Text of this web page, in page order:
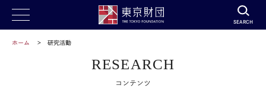
SEARCH
ホーム 研究活動
RESEARCH
コンテンツ